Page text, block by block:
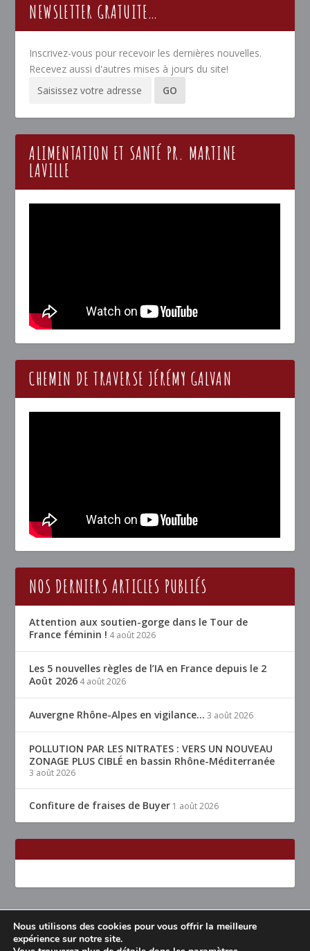
NEWSLETTER GRATUITE…
Inscrivez-vous pour recevoir les dernières nouvelles.
Recevez aussi d'autres mises à jours du site!
ALIMENTATION ET SANTÉ PR. MARTINE
LAVILLE
CHEMIN DE TRAVERSE JÉRÉMY GALVAN
NOS DERNIERS ARTICLES PUBLIÉS
Attention aux soutien-gorge dans le Tour de
France féminin ! 4 août 2026
Les 5 nouvelles règles de l’IA en France depuis le 2
Août 2026 4 août 2026
Auvergne Rhône-Alpes en vigilance… 3 août 2026
POLLUTION PAR LES NITRATES : VERS UN NOUVEAU
ZONAGE PLUS CIBLÉ en bassin Rhône-Méditerranée
3 août 2026
Confiture de fraises de Buyer 1 août 2026
Conçu par Elegant Themes | Propulsé par
Nous utilisons des cookies pour vous offrir la meilleure
expérience sur notre site.